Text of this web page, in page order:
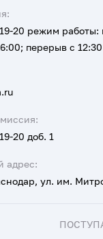
адрес:
ул. им.
20 доб. 1
20 режим работы:
перерыв с